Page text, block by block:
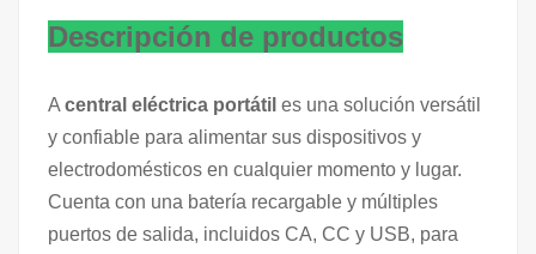
Descripción de productos
A central eléctrica portátil es una solución versátil
y confiable para alimentar sus dispositivos y
electrodomésticos en cualquier momento y lugar.
Cuenta con una batería recargable y múltiples
puertos de salida, incluidos CA, CC y USB, para